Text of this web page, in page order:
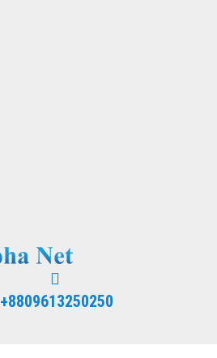
+8809613250250